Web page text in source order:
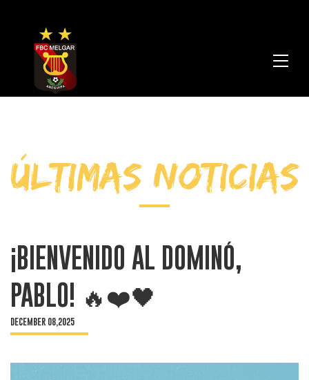
FBC
ÚLTIMAS NOTICIAS
¡BIENVENIDO AL DOMINÓ,
PABLO! 🔥❤️🖤
DECEMBER 08,2025